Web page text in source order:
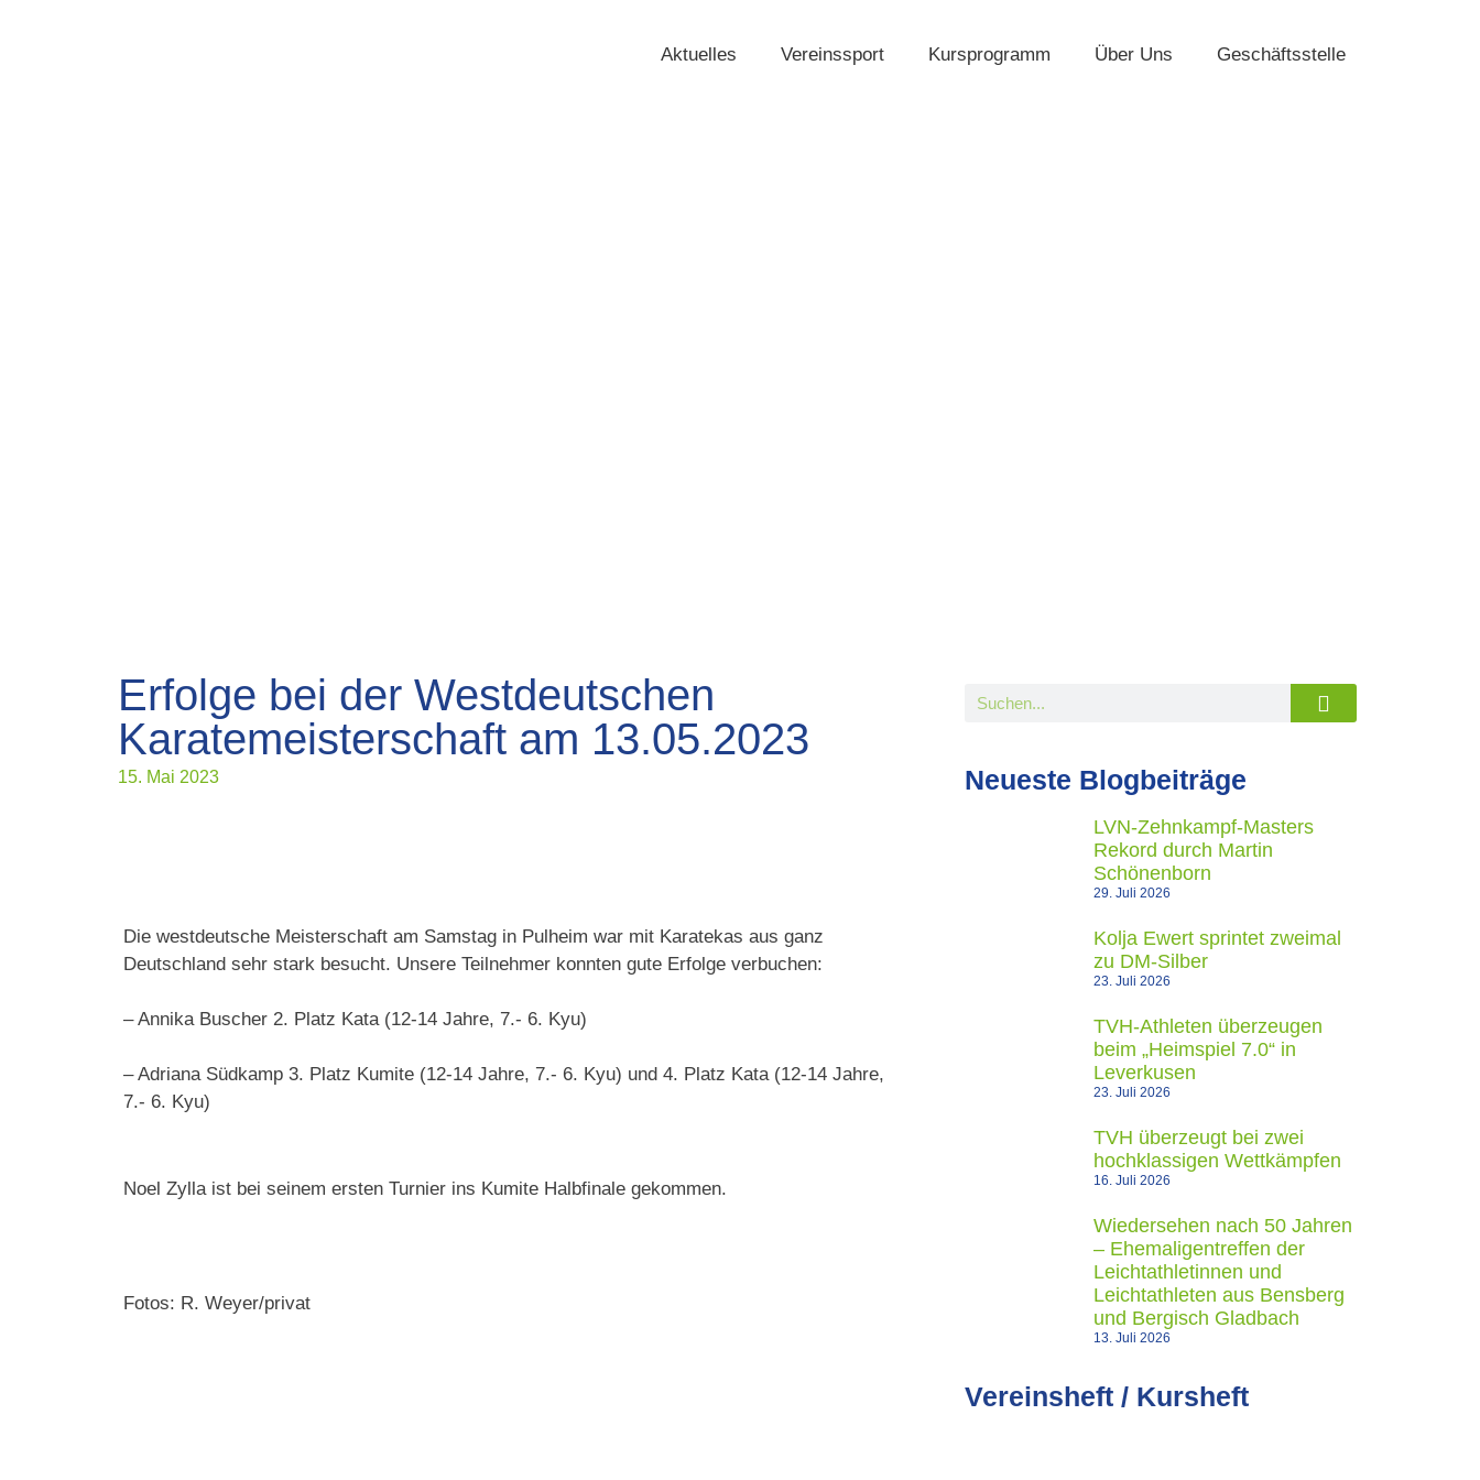
Aktuelles Vereinssport Kursprogramm Über Uns Geschäftsstelle
Erfolge bei der Westdeutschen
Karatemeisterschaft am 13.05.2023
15. Mai 2023
Die westdeutsche Meisterschaft am Samstag in Pulheim war mit Karatekas aus ganz
Deutschland sehr stark besucht. Unsere Teilnehmer konnten gute Erfolge verbuchen:
– Annika Buscher 2. Platz Kata (12-14 Jahre, 7.- 6. Kyu)
– Adriana Südkamp 3. Platz Kumite (12-14 Jahre, 7.- 6. Kyu) und 4. Platz Kata (12-14 Jahre,
7.- 6. Kyu)
Noel Zylla ist bei seinem ersten Turnier ins Kumite Halbfinale gekommen.
Fotos: R. Weyer/privat
Neueste Blogbeiträge
LVN-Zehnkampf-Masters
Rekord durch Martin
Schönenborn
29. Juli 2026
Kolja Ewert sprintet zweimal
zu DM-Silber
23. Juli 2026
TVH-Athleten überzeugen
beim „Heimspiel 7.0“ in
Leverkusen
23. Juli 2026
TVH überzeugt bei zwei
hochklassigen Wettkämpfen
16. Juli 2026
Wiedersehen nach 50 Jahren
– Ehemaligentreffen der
Leichtathletinnen und
Leichtathleten aus Bensberg
und Bergisch Gladbach
13. Juli 2026
Vereinsheft / Kursheft